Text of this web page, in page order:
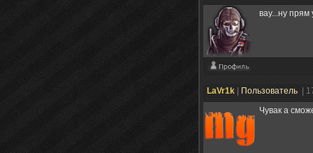
вау...ну прям
LaVr1k Пользователь
|
Чувак а